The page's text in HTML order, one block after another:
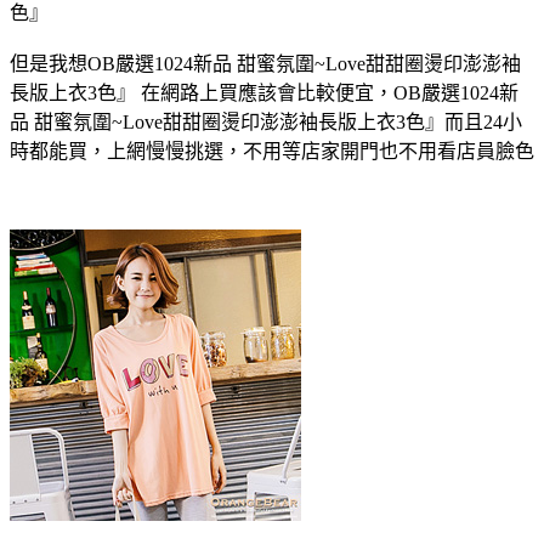
色』
但是我想OB嚴選1024新品 甜蜜氛圍~Love甜甜圈燙印澎澎袖
長版上衣3色』 在網路上買應該會比較便宜，OB嚴選1024新
品 甜蜜氛圍~Love甜甜圈燙印澎澎袖長版上衣3色』而且24小
時都能買，上網慢慢挑選，不用等店家開門也不用看店員臉色